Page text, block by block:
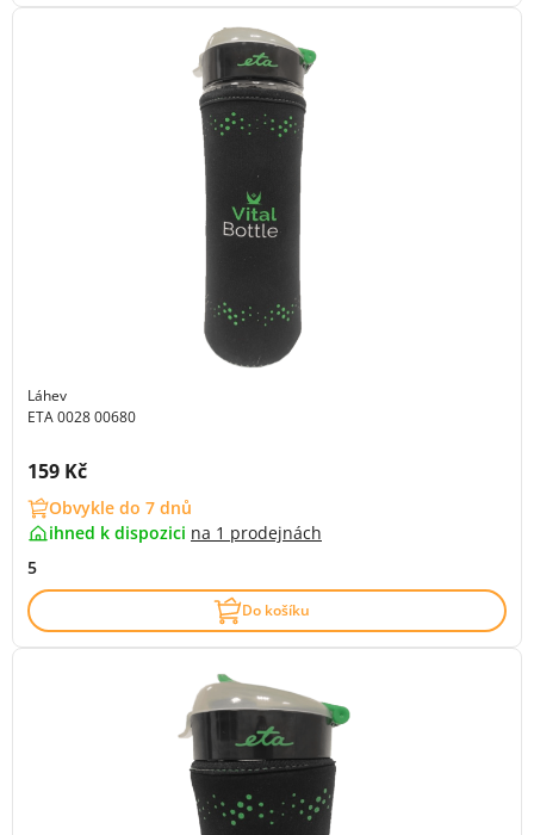
Láhev
ETA 0028 00680
Cena s DPH:
159 Kč
Obvykle do 7 dnů
ihned k dispozici na 1 prodejnách
5
Do košíku